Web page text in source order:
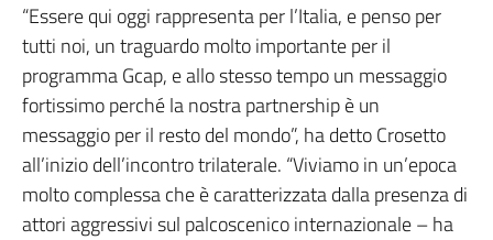
“Essere qui oggi rappresenta per l’Italia, e penso per
tutti noi, un traguardo molto importante per il
programma Gcap, e allo stesso tempo un messaggio
fortissimo perché la nostra partnership è un
messaggio per il resto del mondo”, ha detto Crosetto
all’inizio dell’incontro trilaterale. “Viviamo in un’epoca
molto complessa che è caratterizzata dalla presenza di
attori aggressivi sul palcoscenico internazionale – ha